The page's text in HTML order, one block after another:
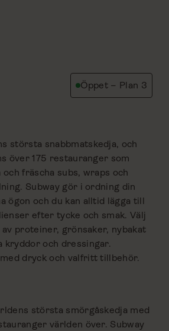
Öppet – Plan 3
största snabbmatskedja, och
över 175 restauranger som
fräscha subs, wraps och
Subway gör i ordning din
ögon och du kan alltid lägga till
efter tycke och smak. Välj
proteiner, grönsaker, nybakat
kryddor och dressingar.
dryck och valfritt tillbehör.
största smörgåskedja med
världen över. Subway